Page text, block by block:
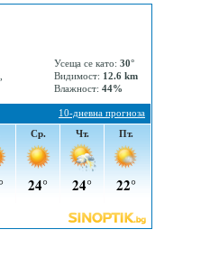
измамите:
линкове в bezopasno.net